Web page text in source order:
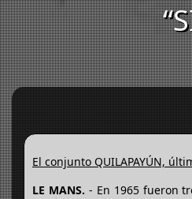
El conjunto QUILAPAYÚN,
LE MANS. - En 1965 fueron